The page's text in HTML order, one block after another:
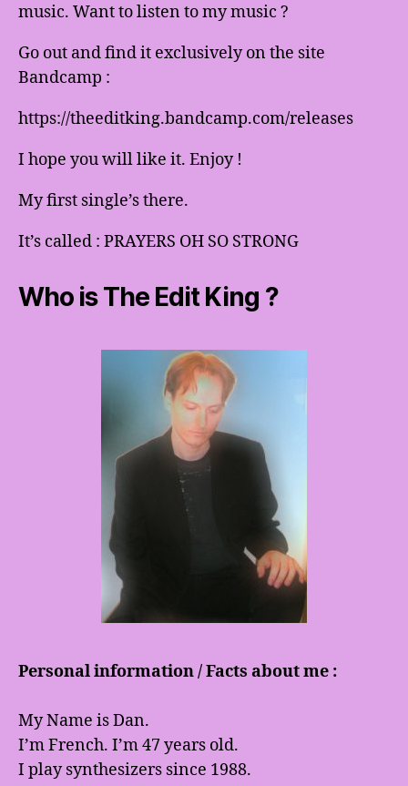
music. Want to listen to my music ?
Go out and find it exclusively on the site
Bandcamp :
https://theeditking.bandcamp.com/releases
I hope you will like it. Enjoy !
My first single’s there.
It’s called : PRAYERS OH SO STRONG
Who is The Edit King ?
Personal information / Facts about me :
My Name is Dan.
I’m French. I’m 47 years old.
I play synthesizers since 1988.